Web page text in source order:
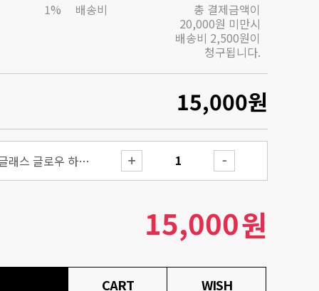
1% 배송비
총 결제금액이
20,000원 미만시
배송비 2,500원이
청구됩니다.
15,000원
어드벤스드 스네일 뮤신 글래스 글로우 하이드로겔 마스크 3매입
15,000원
CART WISH